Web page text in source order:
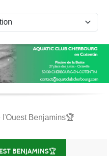
l'Ouest Benjamins🏆
BENJAMINS🏆